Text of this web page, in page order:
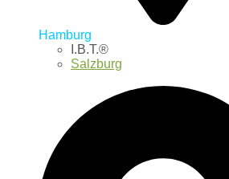
Hamburg
I.B.T.®
Salzburg